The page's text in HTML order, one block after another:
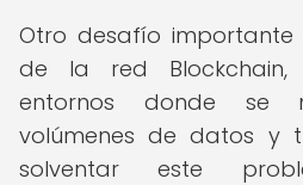
Otro desafío importante
de la red Blockchain,
entornos donde se
volúmenes de datos y
solventar este